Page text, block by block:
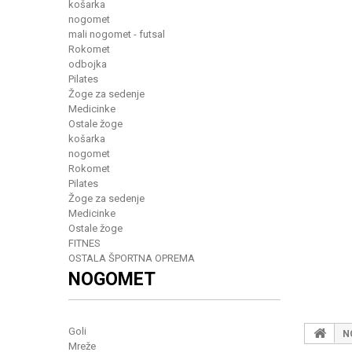
košarka
nogomet
mali nogomet - futsal
Rokomet
odbojka
Pilates
Žoge za sedenje
Medicinke
Ostale žoge
košarka
nogomet
Rokomet
Pilates
Žoge za sedenje
Medicinke
Ostale žoge
FITNES
OSTALA ŠPORTNA OPREMA
NOGOMET
Goli
Mreže